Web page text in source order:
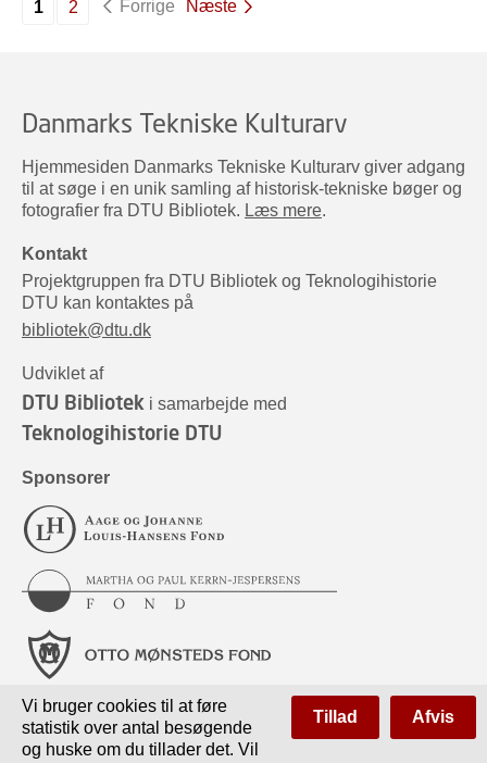
1 2 Forrige Næste
Danmarks Tekniske Kulturarv
Hjemmesiden Danmarks Tekniske Kulturarv giver adgang
til at søge i en unik samling af historisk-tekniske bøger og
fotografier fra DTU Bibliotek. Læs mere.
Kontakt
Projektgruppen fra DTU Bibliotek og Teknologihistorie
DTU kan kontaktes på
bibliotek@dtu.dk
Udviklet af
DTU Bibliotek i samarbejde med
Teknologihistorie DTU
Sponsorer
Vi bruger cookies til at føre
statistik over antal besøgende
og huske om du tillader det. Vil
Tillad Afvis